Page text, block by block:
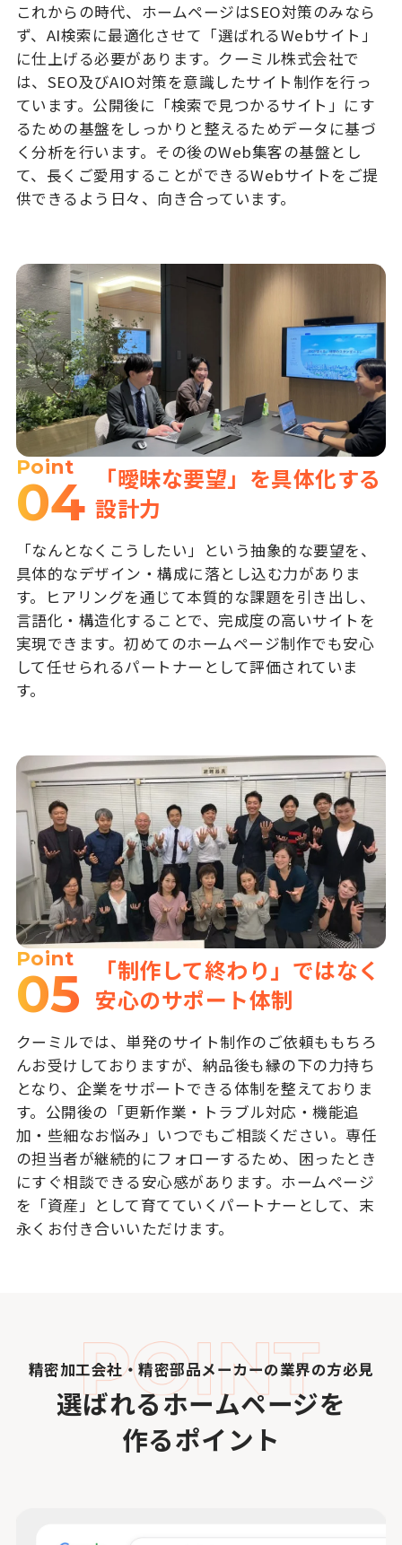
これからの時代、ホームページはSEO対策のみなら
ず、AI検索に最適化させて「選ばれるWebサイト」
に仕上げる必要があります。クーミル株式会社で
は、SEO及びAIO対策を意識したサイト制作を行っ
ています。公開後に「検索で見つかるサイト」にす
るための基盤をしっかりと整えるためデータに基づ
く分析を行います。その後のWeb集客の基盤とし
て、長くご愛用することができるWebサイトをご提
供できるよう日々、向き合っています。
Point
04
「曖昧な要望」を具体化する
設計力
「なんとなくこうしたい」という抽象的な要望を、
具体的なデザイン・構成に落とし込む力がありま
す。ヒアリングを通じて本質的な課題を引き出し、
言語化・構造化することで、完成度の高いサイトを
実現できます。初めてのホームページ制作でも安心
して任せられるパートナーとして評価されていま
す。
Point
05
「制作して終わり」ではなく
安心のサポート体制
クーミルでは、単発のサイト制作のご依頼ももちろ
んお受けしておりますが、納品後も縁の下の力持ち
となり、企業をサポートできる体制を整えておりま
す。公開後の「更新作業・トラブル対応・機能追
加・些細なお悩み」いつでもご相談ください。専任
の担当者が継続的にフォローするため、困ったとき
にすぐ相談できる安心感があります。ホームページ
を「資産」として育てていくパートナーとして、末
永くお付き合いいただけます。
精密加工会社・精密部品メーカーの業界の方必見
選ばれるホームページを
作るポイント